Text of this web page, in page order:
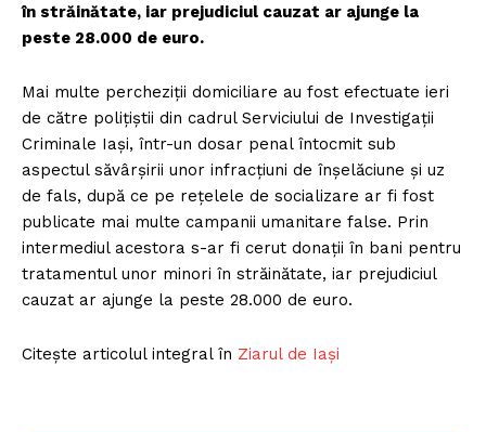
în străinătate, iar prejudiciul cauzat ar ajunge la
peste 28.000 de euro.
Mai multe percheziţii domiciliare au fost efectuate ieri
de către poliţiştii din cadrul Serviciului de Investigaţii
Criminale Iaşi, într-un dosar penal întocmit sub
aspectul săvârşirii unor infracţiuni de înşelăciune şi uz
de fals, după ce pe reţelele de socializare ar fi fost
publicate mai multe campanii umanitare false. Prin
intermediul acestora s-ar fi cerut donaţii în bani pentru
tratamentul unor minori în străinătate, iar prejudiciul
cauzat ar ajunge la peste 28.000 de euro.
Citește articolul integral în Ziarul de Iași